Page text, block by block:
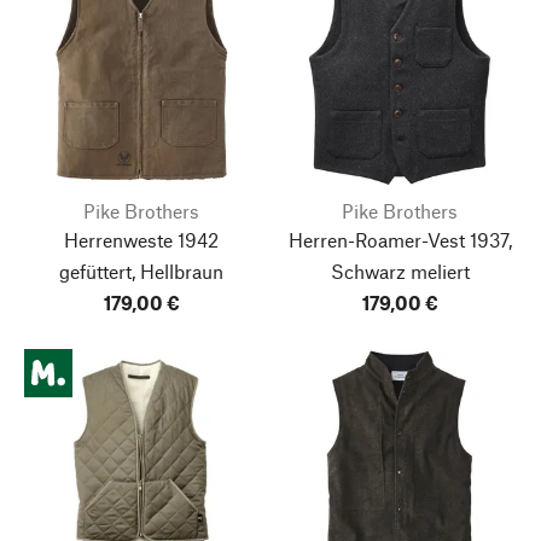
Pike Brothers
Herrenweste 1942
gefüttert, Hellbraun
179,00 €
Pike Brothers
Herren-Roamer-Vest 1937,
Schwarz meliert
179,00 €